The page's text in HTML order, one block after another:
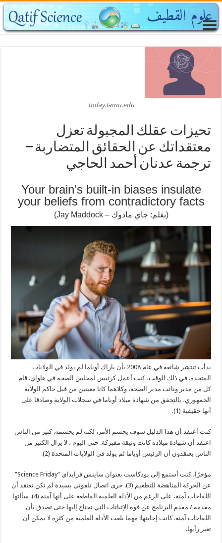
today.tamu.edu
تحيزات عقلك المجبولة تعزل
معتقداتك عن الحقائق المتضاربة –
ترجمة عدنان أحمد الحاجي
Your brain’s built-in biases insulate
your beliefs from contradictory facts
(بقلم: جاي مادوك – Jay Maddock)
بدأت تنتشر شائعة في عام 2008 بأن باراك أوباما لم يولد في الولايات
المتحدة. في ذلك الوقت، كنت أعمل كرئيس لمجلس الصحة في هاواي. قام
كل من مدير ونائب مدير الصحة، وكلاهما كانا معينين من قبل حاكم الولاية
الجمهوري، بالتحقق من شهادة ميلاد أوباما في سجلات الولاية وصادقا على
أنها حقيقية (1).
كنت أعتقد أن هذا الدليل سوف يحسم الأمر، لكنه لم يحسمه. كثير من الناس
اعتقد أن شهادة ميلاده كانت وثيقة مفبركة. حتى اليوم ، لا يزال الكثير من
الناس يعتقدون أن الرئيس أوباما لم يولد في الولايات المتحدة (2).
مؤخرًا، كنت أستمع إلى بودكاست بعنوان ساينس فرايداي “Science Friday”
عن الحركة المناهضة للتطعيم (3). جرى اتصال تلفوني بسيدة لم تكن تعتقد أن
اللقاحات آمنة، على الرغم من الأدلة العلمية القاطعة على أنها آمنة (4). سألتها
مقدمة / مقدم البرنامج عن قوة الإثباتات التي تحتاج إليها حتى تصدق بأن
اللقاحات آمنة. كانت إجابتها: مهما بلغت الأدلة العلمية من كثرة لا يمكن أن
تغير رأيها.